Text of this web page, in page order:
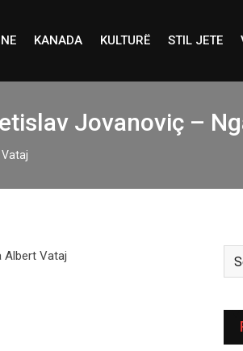
KANADA KULTURË STIL JETE
Jovanoviç –